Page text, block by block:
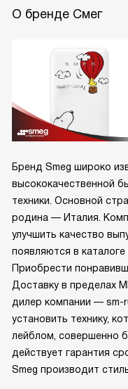
О бренде Смег
Бренд Smeg широко
высококачественной
техники. Основной
родина — Италия.
улучшить качество
появляются в
Приобрести
Доставку в пределах
дилер компании — sm-
установить технику,
лейблом, совершенно
действует гарантия
Smeg производит